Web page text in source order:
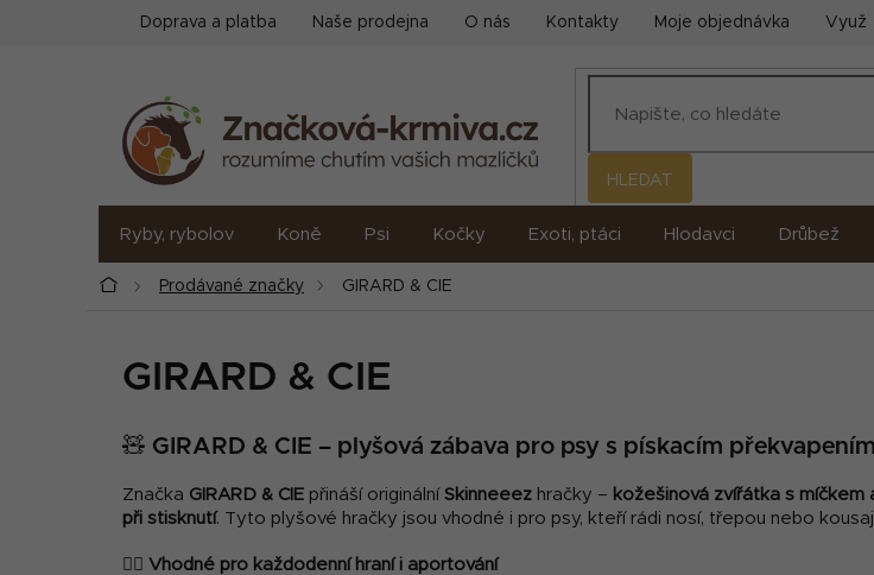
Doprava a platba Naše prodejna O nás Kontakty Moje objednávka
HLEDAT
Ryby, rybolov Koně Psi Kočky Exoti, ptáci Hlodavci Drůbež
DomůProdávané značky GIRARD & CIE
GIRARD & CIE
🧸 GIRARD & CIE – plyšová zábava pro psy s pískacím překvapením
Značka GIRARD & CIE přináší originální Skinneeez hračky – kožešinová zvířátka s míčkem
při stisknutí. Tyto plyšové hračky jsou vhodné i pro psy, kteří rádi nosí, třepou nebo
🐕‍🦺 Vhodné pro každodenní hraní i aportování